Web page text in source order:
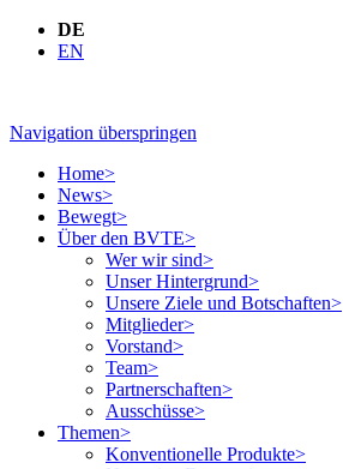
DE
EN
Navigation überspringen
Home>
News>
Bewegt>
Über den BVTE>
Wer wir sind>
Unser Hintergrund>
Unsere Ziele und Botschaften>
Mitglieder>
Vorstand>
Team>
Partnerschaften>
Ausschüsse>
Themen>
Konventionelle Produkte>